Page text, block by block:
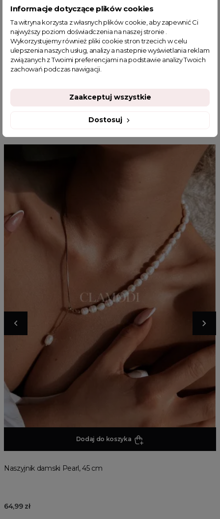
piękne swetry damskie
różowy sweterek
fajne ciuszki
modne swetry damskie
jesienne stylizacje do pracy
kolorowy sweter
jesienna stylizacja
Kolorowe swetry damskie
MOGĄ CI SIĘ SPODOBAĆ
Dodaj do koszyka
Naszyjnik damski Pearl, 45 cm
64,99 zł
Informacje dotyczące plików cookies
Ta witryna korzysta z własnych plików cookie, aby zapewnić Ci
najwyższy poziom doświadczenia na naszej stronie .
Wykorzystujemy również pliki cookie stron trzecich w celu
ulepszenia naszych usług, analizy a nastepnie wyświetlania reklam
związanych z Twoimi preferencjami na podstawie analizy Twoich
zachowań podczas nawigacji.
Dostosuj
Zaakceptuj wszystkie